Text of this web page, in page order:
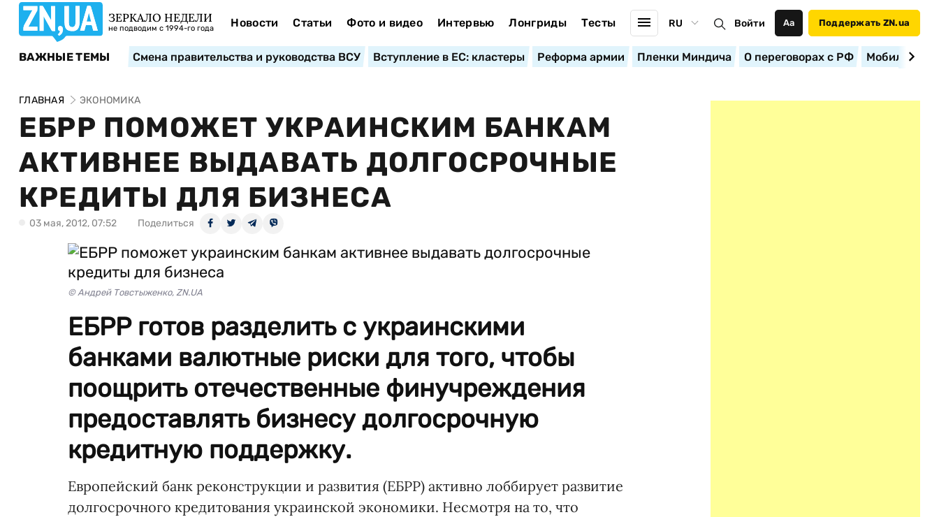
ЗЕРКАЛО НЕДЕЛИ
не подводим с 1994-го года Новости Статьи Фото и видео Интервью Лонгриды Тесты RU Войти Аа Поддержать ZN.ua
ВАЖНЫЕ ТЕМЫ Смена правительства и руководства ВСУ Вступление в ЕС: кластеры Реформа армии Пленки Миндича О переговорах с РФ
ГЛАВНАЯ ЭКОНОМИКА
ЕБРР ПОМОЖЕТ УКРАИНСКИМ БАНКАМ
АКТИВНЕЕ ВЫДАВАТЬ ДОЛГОСРОЧНЫЕ
КРЕДИТЫ ДЛЯ БИЗНЕСА
03 мая, 2012, 07:52 Поделиться
© Андрей Товстыженко, ZN.UA
ЕБРР готов разделить с украинскими
банками валютные риски для того, чтобы
поощрить отечественные финучреждения
предоставлять бизнесу долгосрочную
кредитную поддержку.
Европейский банк реконструкции и развития (ЕБРР) активно лоббирует развитие
долгосрочного кредитования украинской экономики. Несмотря на то, что